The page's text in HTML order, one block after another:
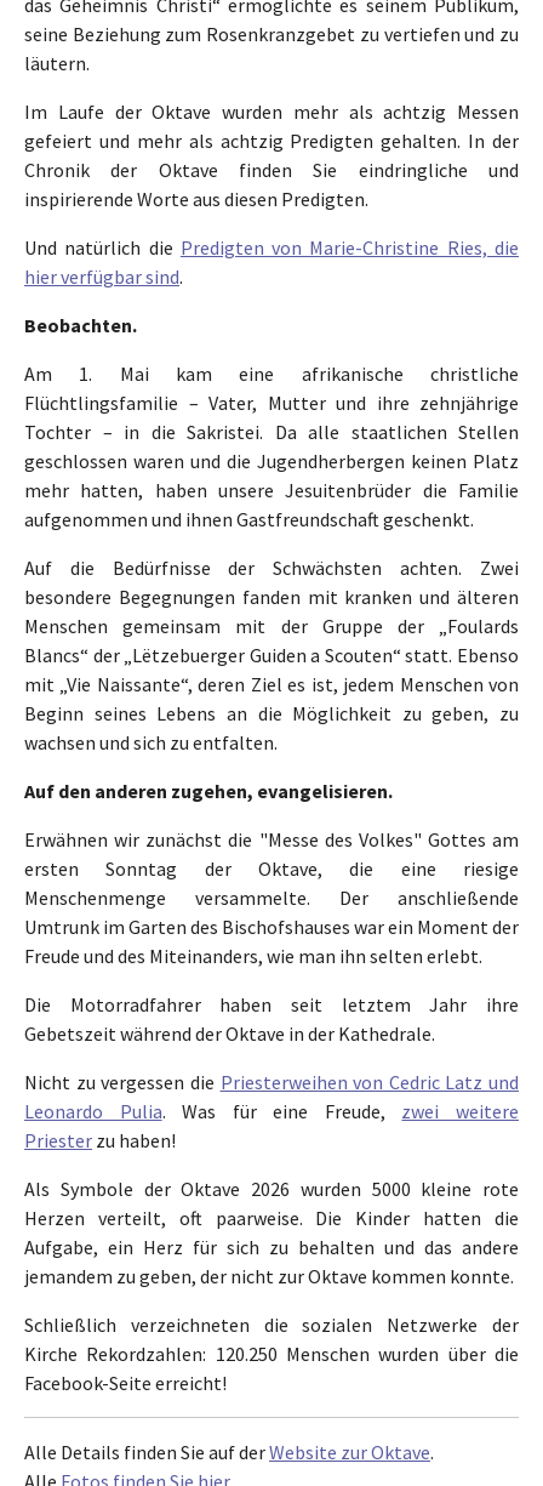
das Geheimnis Christi“ ermöglichte es seinem Publikum,
seine Beziehung zum Rosenkranzgebet zu vertiefen und zu
läutern.
Im Laufe der Oktave wurden mehr als achtzig Messen
gefeiert und mehr als achtzig Predigten gehalten. In der
Chronik der Oktave finden Sie eindringliche und
inspirierende Worte aus diesen Predigten.
Und natürlich die Predigten von Marie-Christine Ries, die
hier verfügbar sind.
Beobachten.
Am 1. Mai kam eine afrikanische christliche
Flüchtlingsfamilie – Vater, Mutter und ihre zehnjährige
Tochter – in die Sakristei. Da alle staatlichen Stellen
geschlossen waren und die Jugendherbergen keinen Platz
mehr hatten, haben unsere Jesuitenbrüder die Familie
aufgenommen und ihnen Gastfreundschaft geschenkt.
Auf die Bedürfnisse der Schwächsten achten. Zwei
besondere Begegnungen fanden mit kranken und älteren
Menschen gemeinsam mit der Gruppe der „Foulards
Blancs“ der „Lëtzebuerger Guiden a Scouten“ statt. Ebenso
mit „Vie Naissante“, deren Ziel es ist, jedem Menschen von
Beginn seines Lebens an die Möglichkeit zu geben, zu
wachsen und sich zu entfalten.
Auf den anderen zugehen, evangelisieren.
Erwähnen wir zunächst die "Messe des Volkes" Gottes am
ersten Sonntag der Oktave, die eine riesige
Menschenmenge versammelte. Der anschließende
Umtrunk im Garten des Bischofshauses war ein Moment der
Freude und des Miteinanders, wie man ihn selten erlebt.
Die Motorradfahrer haben seit letztem Jahr ihre
Gebetszeit während der Oktave in der Kathedrale.
Nicht zu vergessen die Priesterweihen von Cedric Latz und
Leonardo Pulia. Was für eine Freude, zwei weitere
Priester zu haben!
Als Symbole der Oktave 2026 wurden 5000 kleine rote
Herzen verteilt, oft paarweise. Die Kinder hatten die
Aufgabe, ein Herz für sich zu behalten und das andere
jemandem zu geben, der nicht zur Oktave kommen konnte.
Schließlich verzeichneten die sozialen Netzwerke der
Kirche Rekordzahlen: 120.250 Menschen wurden über die
Facebook-Seite erreicht!
Alle Details finden Sie auf derWebsite zur Oktave.